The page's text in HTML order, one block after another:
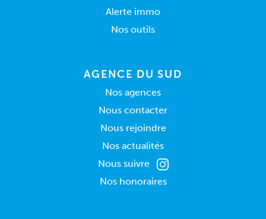
Alerte immo
Nos outils
AGENCE DU SUD
Nos agences
Nous contacter
Nous rejoindre
Nos actualités
Nous suivre
Nos honoraires